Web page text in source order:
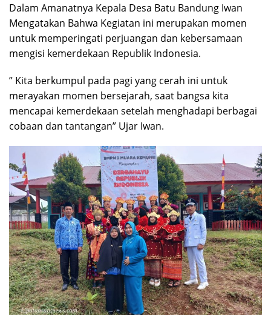
Dalam Amanatnya Kepala Desa Batu Bandung Iwan
Mengatakan Bahwa Kegiatan ini merupakan momen
untuk memperingati perjuangan dan kebersamaan
mengisi kemerdekaan Republik Indonesia.
” Kita berkumpul pada pagi yang cerah ini untuk
merayakan momen bersejarah, saat bangsa kita
mencapai kemerdekaan setelah menghadapi berbagai
cobaan dan tantangan” Ujar Iwan.